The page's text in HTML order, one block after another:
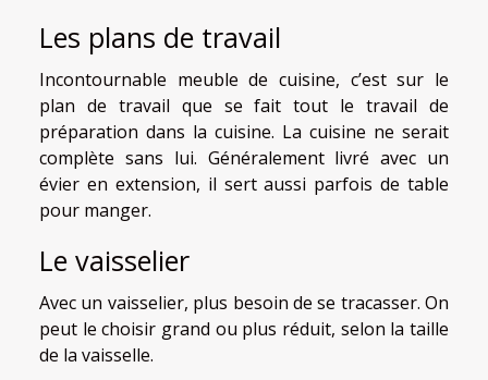
Les plans de travail
Incontournable meuble de cuisine, c’est sur le
plan de travail que se fait tout le travail de
préparation dans la cuisine. La cuisine ne serait
complète sans lui. Généralement livré avec un
évier en extension, il sert aussi parfois de table
pour manger.
Le vaisselier
Avec un vaisselier, plus besoin de se tracasser. On
peut le choisir grand ou plus réduit, selon la taille
de la vaisselle.